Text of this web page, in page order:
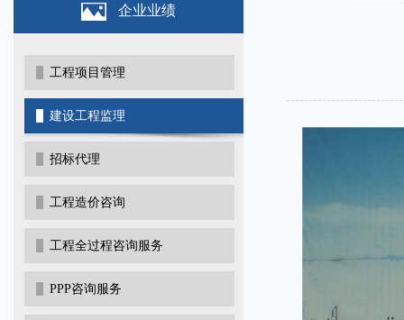
企业业绩
工程项目管理
建设工程监理
招标代理
工程造价咨询
工程全过程咨询服务
PPP咨询服务